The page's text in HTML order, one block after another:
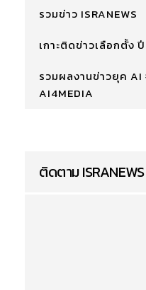
รวมข่าว ISRANEWS
เกาะติดข่าวเลือกตั้ง
รวมผลงานข่าวยุค
AI4MEDIA
ติดตาม ISRANEWS